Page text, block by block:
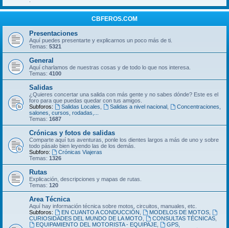
CBFEROS.COM
Presentaciones
Aquí puedes presentarte y explicarnos un poco más de ti.
Temas: 5321
General
Aquí charlamos de nuestras cosas y de todo lo que nos interesa.
Temas: 4100
Salidas
¿Quieres concertar una salida con más gente y no sabes dónde? Este es el
foro para que puedas quedar con tus amigos.
Subforos:
Salidas Locales Salidas a nivel nacional,
Concentraciones,
salones, cursos, rodadas,...
Temas: 1687
Crónicas y fotos de salidas
Comparte aquí tus aventuras, ponle los dientes largos a más de uno y sobre
todo pásalo bien leyendo las de los demás.
Subforo:
Crónicas Viajeras
Temas: 1326
Rutas
Explicación, descripciones y mapas de rutas.
Temas: 120
Area Técnica
Aquí hay información técnica sobre motos, circuitos, manuales, etc.
Subforos:
EN CUANTO A CONDUCCIÓN MODELOS DE MOTOS,
CURIOSIDADES DEL MUNDO DE LA MOTO
CONSULTAS TÉCNICAS,
EQUIPAMIENTO DEL MOTORISTA - EQUIPAJE,
GPS,